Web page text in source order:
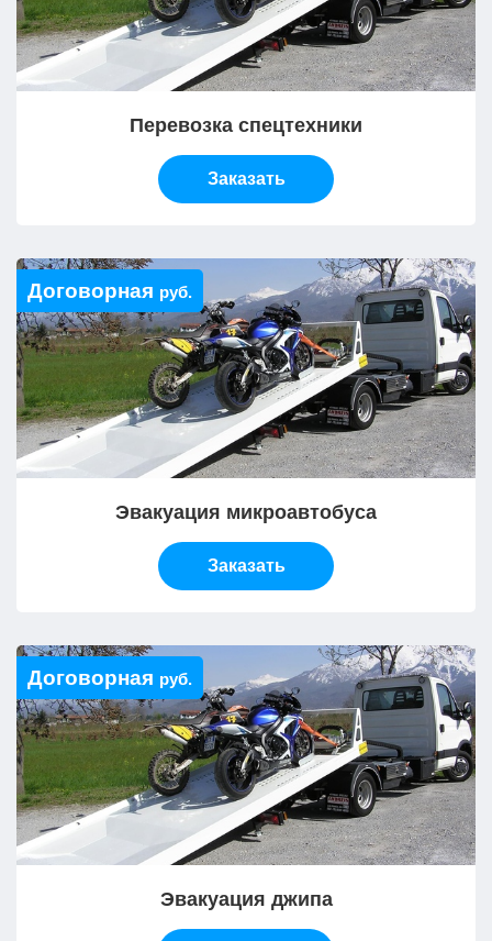
Перевозка спецтехники
Заказать
Договорная руб.
Эвакуация микроавтобуса
Заказать
Договорная руб.
Эвакуация джипа